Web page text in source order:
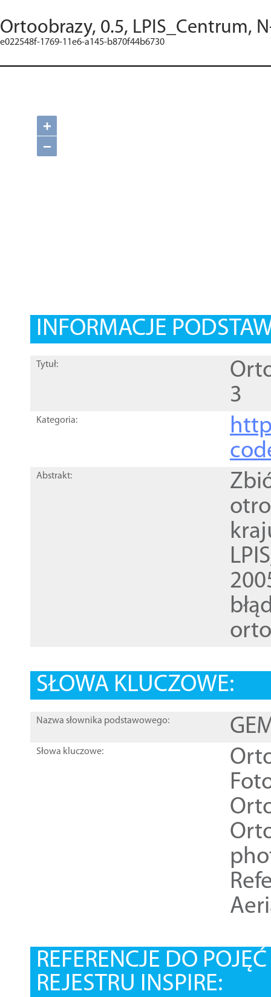
Ortoobrazy, 0.5, LPIS_Centrum,
e022548f-1769-11e6-a145-b870f44b6730
+
−
INFORMACJE
Tytuł:
3
Kategoria:
Abstrakt:
SŁOWA KLUCZOWE:
Nazwa słownika podstawowego:
Słowa kluczowe:
REFERENCJE DO
REJESTRU INSPIRE: